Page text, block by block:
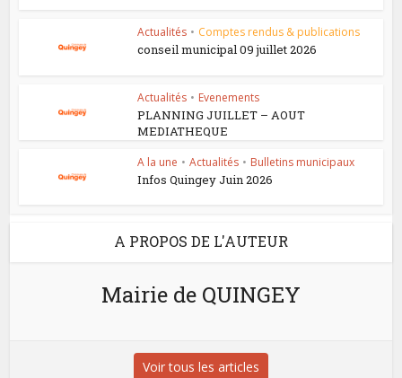
Actualités • Comptes rendus & publications
conseil municipal 09 juillet 2026
Actualités • Evenements
PLANNING JUILLET – AOUT
MEDIATHEQUE
A la une • Actualités • Bulletins municipaux
Infos Quingey Juin 2026
A PROPOS DE L'AUTEUR
Mairie de QUINGEY
Voir tous les articles